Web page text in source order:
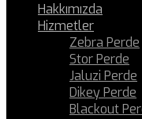
Hakkımızda
Hizmetler
Zebra Perde
Stor Perde
Jaluzi Perde
Dikey Perde
Blackout